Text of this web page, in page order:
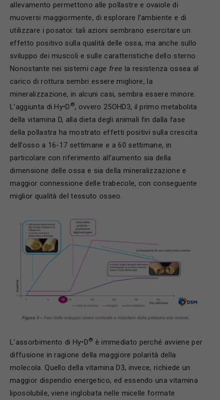
allevamento permettono alle pollastre e ovaiole di
muoversi maggiormente, di esplorare l’ambiente e di
utilizzare i posatoi: tali azioni sembrano esercitare un
effetto positivo sulla qualità delle ossa, ma anche sullo
sviluppo dei muscoli e sulle caratteristiche dello sterno.
Nonostante nei sistemicage free la resistenza ossea al
carico di rottura sembri essere migliore, la
mineralizzazione, in alcuni casi, sembra essere minore.
L’aggiunta di Hy•D ®, ovvero 25OHD3, il primo metabolita
della vitamina D, alla dieta degli animali fin dalla fase
della pollastra ha mostrato effetti positivi sulla crescita
dell’osso a 16-17 settimane e a 60 settimane, in
particolare con riferimento all’aumento sia della
dimensione delle ossa e sia della mineralizzazione e
maggior connessione delle trabecole, con conseguente
miglior qualità del tessuto osseo.
L’assorbimento di Hy•D® è immediato perché avviene per
diffusione in ragione della maggiore polarità della
molecola. Quello della vitamina D3, invece, richiede un
maggior dispendio energetico, ed essendo una vitamina
liposolubile, viene inglobata nelle micelle formate